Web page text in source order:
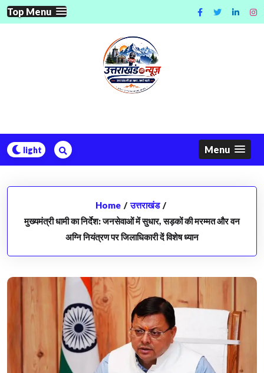
Skip
to
Top Menu
Menu
Home / उत्तराखंड /
मुख्यमंत्री धामी का निर्देश: जनसेवाओं में सुधार, सड़कों की मरम्मत और वन
अग्नि नियंत्रण पर जिलाधिकारी दें विशेष ध्यान